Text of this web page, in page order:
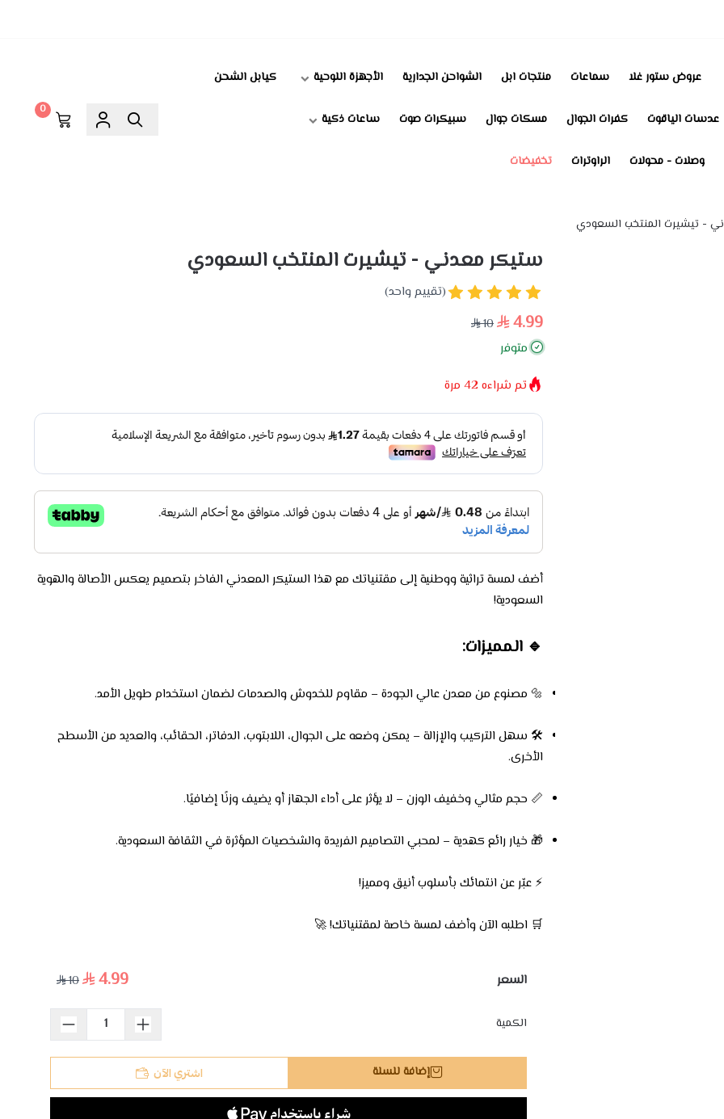
عروض ستور غلا سماعات منتجات ابل الشواحن الجدارية الأجهزة اللوحية كيابل الشحن
عدسات الياقوت كفرات الجوال مسكات جوال سبيكرات صوت ساعات ذكية
وصلات - محولات الراوترات تخفيضات
0
- تيشيرت المنتخب السعودي
ستيكر معدني - تيشيرت المنتخب السعودي
(تقييم واحد)
4.99
10
متوفر
تم شراءه 42 مرة
أضف لمسة تراثية ووطنية إلى مقتنياتك مع هذا الستيكر المعدني الفاخر بتصميم يعكس الأصالة والهوية
السعودية!
🔹 المميزات:
🔩 مصنوع من معدن عالي الجودة – مقاوم للخدوش والصدمات لضمان استخدام طويل الأمد.
🛠️ سهل التركيب والإزالة – يمكن وضعه على الجوال، اللابتوب، الدفاتر، الحقائب، والعديد من الأسطح
الأخرى.
📏 حجم مثالي وخفيف الوزن – لا يؤثر على أداء الجهاز أو يضيف وزنًا إضافيًا.
🎁 خيار رائع كهدية – لمحبي التصاميم الفريدة والشخصيات المؤثرة في الثقافة السعودية.
⚡ عبّر عن انتمائك بأسلوب أنيق ومميز!
🛒 اطلبه الآن وأضف لمسة خاصة لمقتنياتك! 🚀
السعر 4.99
10
الكمية
إضافة للسلة اشتري الآن